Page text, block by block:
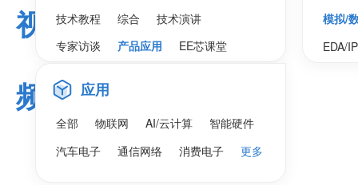
视
频
技术教程
综合
技术演讲
专家访谈
产品应用 EE芯课堂
模拟/
EDA/
应用
全部 物联网 AI/云计算
智能硬件
汽车电子
通信网络 消费电子 更多